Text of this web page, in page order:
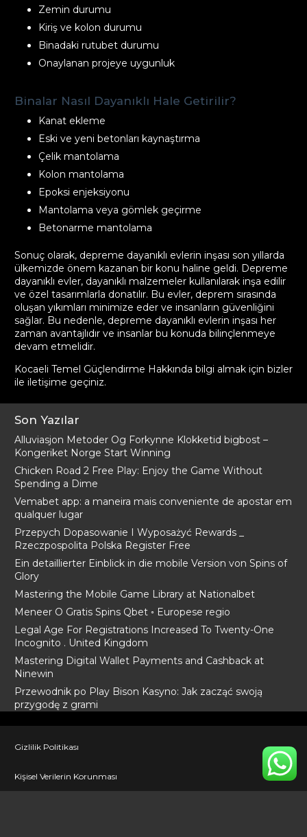
Zemin durumu
Kiriş ve kolon durumu
Binadaki rutubet durumu
Onaylanan projeye uygunluk
Binalar Nasıl Dayanıklı Hale Getirilir?
Kanat ekleme
Eski ve yeni betonları kaynaştırma
Çelik mantolama
Kolon mantolama
Epoksi enjeksiyonu
Mantolama veya gömlek geçirme
Betonarme mantolama
Sonuç olarak, depreme dayanıklı evlerin inşası son yıllarda
ülkemizde önem kazanan bir konu haline geldi. Depreme
dayanıklı evler, dayanıklı malzemeler kullanılarak inşa edilir
ve özel tasarımlarla donatılır. Bu evler, deprem sırasında
oluşan yıkımları minimize eder ve insanların güvenliğini
sağlar. Bu nedenle, depreme dayanıklı evlerin inşası her
zaman avantajlıdır ve insanlar bu konuda bilinçlenmeye
devam etmelidir.
Kocaeli Temel Güçlendirme Hakkında bilgi almak için bizler
ile iletişime geçiniz.
Son Yazılar
Alluviasjon Metoder Og Forkynne Klokketid bigbost –
Kongeriket Norge Start Winning
Chicken Road 2 Free Play: Enjoy the Game Without
Spending a Dime
Vemabet app: a maneira mais conveniente de apostar em
qualquer lugar
Przepych Dopasowanie I Wyposażyć Rewards _
Rzeczpospolita Polska Register Free
Ein detaillierter Einblick in die mobile Version von Spins of
Glory
Mastering the Mobile Game Library at Nationalbet
Meneer O Gratis Spins Qbet ◦ Europese regio
Legal Age For Registrations Increased To Twenty-One
Incognito . United Kingdom
Mastering Digital Wallet Payments and Cashback at
Ninewin
Przewodnik po Play Bison Kasyno: Jak zacząć swoją
przygodę z grami
Gizlilik Politikası
Kişisel Verilerin Korunması